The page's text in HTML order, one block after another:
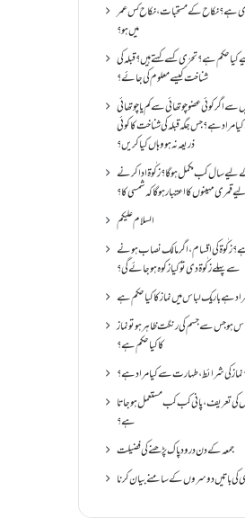
ہے؟ نکاح کے مستحبات، نکاح کس عمر
میں ہو؟
حکم ہے؟ تحرّی کسے کہتے ہیں؟ قبلہ کی
شناخت کیسے معلوم کی جائے؟
اگر کوئی عضو چوتھائی سے کم یا چوتھائی
مراد ہے؟جس جگہ قبلہ کی شناخت کا کوئی
ذریعہ نہ ہو وہاں کیا کریں؟
کے لیے سال کب مکمل ہو گا؟زکٰوۃ ادا کرنے
قمری مہینوں کا اعتبار ہو گا کہ شمسی کا؟
السلام علیکم
زکٰوۃ کی اقسام ،اگر مالک نصاب ہونے
سے پہلے زکٰوۃ دی تو کیا زکوه ہو جائےگی؟
ہے باریک لباس میں نماز کا کیا حکم ہے
ہو جس سے جسم کی رنگت ظاہر ہو تو نماز
کا کیا حکم ہے؟
نماز کی شرائط ،طہارت سے کیا مراد ہے؟
کی تعریف ،پانی کب کب مستعمل ہو جاتا
ہے؟
جمعہ کے دن درود پاک پڑھنے کی فضیلت
کی باتیں دوسروں کے سامنے بیان کرنا